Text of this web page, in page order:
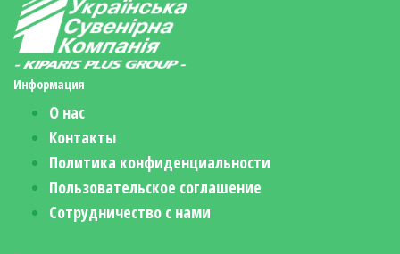
Информация
О нас
Контакты
Политика конфиденциальности
Пользовательское соглашение
Сотрудничество с нами